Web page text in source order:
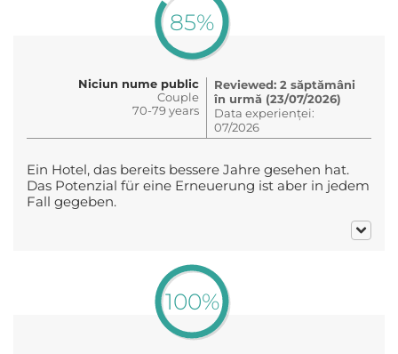
85%
Niciun nume public
Couple
70-79 years
Reviewed: 2 săptămâni
în urmă (23/07/2026)
Data experienței:
07/2026
Ein Hotel, das bereits bessere Jahre gesehen hat.
Das Potenzial für eine Erneuerung ist aber in jedem
Fall gegeben.
100%